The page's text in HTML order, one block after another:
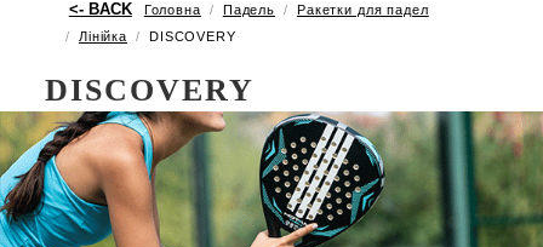
Головна Падель
Ракетки для падел
Лінійка
DISCOVERY
DISCOVERY